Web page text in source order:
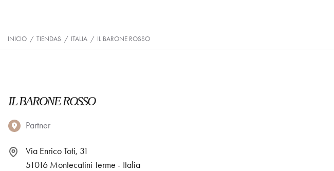
INICIO / TIENDAS / ITALIA / IL BARONE ROSSO
IL BARONE ROSSO
Partner
Via Enrico Toti, 31
51016 Montecatini Terme - Italia